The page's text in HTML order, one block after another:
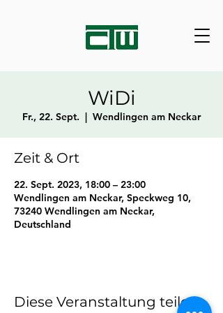
WiDi
Fr., 22. Sept.
  |
Wendlingen am Neckar
Zeit & Ort
22. Sept. 2023, 18:00 – 23:00
Wendlingen am Neckar, Speckweg 10,
73240 Wendlingen am Neckar,
Deutschland
Diese Veranstaltung teilen